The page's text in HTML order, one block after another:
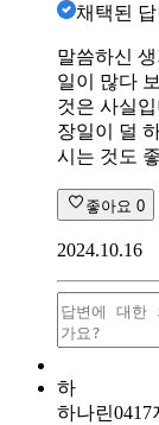
채택된 답
말씀하신
일이 많다
것은 사실
장일이 덜
시는 것도
좋아요 0
2024.10.16
하
하나린0417